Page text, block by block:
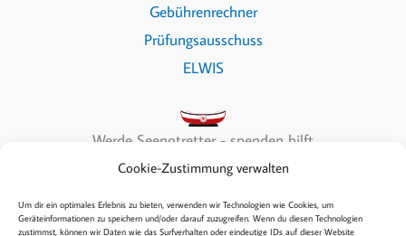
Cookie-Zustimmung verwalten
Um dir ein optimales Erlebnis zu bieten, verwenden wir Technologien wie Cookies, um
Geräteinformationen zu speichern und/oder darauf zuzugreifen. Wenn du diesen Technologien
zustimmst, können wir Daten wie das Surfverhalten oder eindeutige IDs auf dieser Website
Gebührenrechner
Prüfungsausschuss
ELWIS
Werde Seenotretter - spenden hilft